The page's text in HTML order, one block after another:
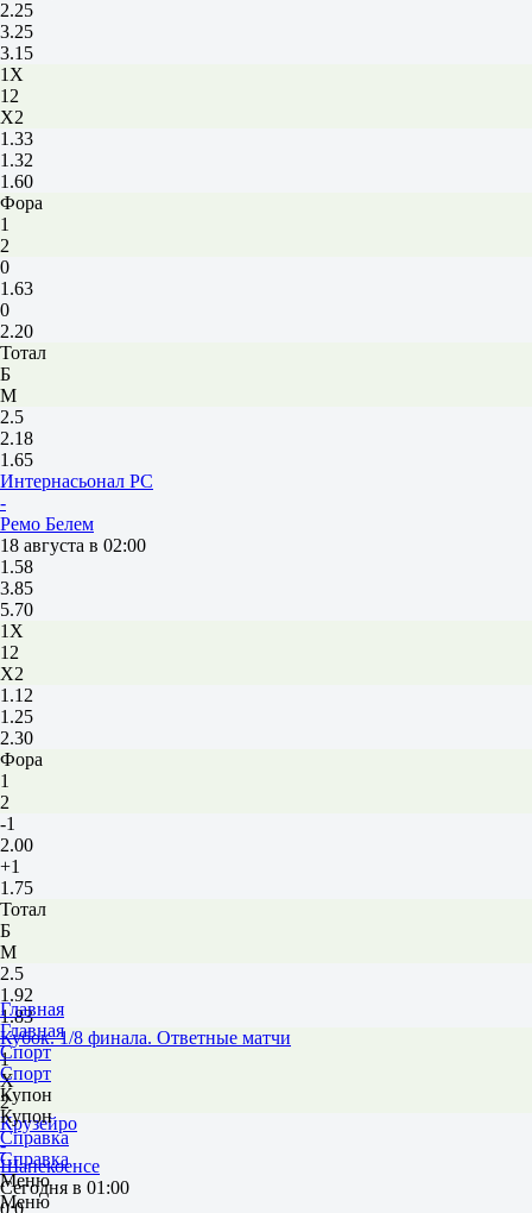
2.25
3.25
3.15
1X
12
X2
1.33
1.32
1.60
Фора
1
2
0
1.63
0
2.20
Тотал
Б
М
2.5
2.18
1.65
Интернасьонал РС
-
Ремо Белем
18 августа в 02:00
1.58
3.85
5.70
1X
12
X2
1.12
1.25
2.30
Фора
1
2
-1
2.00
+1
1.75
Тотал
Б
М
2.5
1.92
1.83
Кубок. 1/8 финала. Ответные матчи
1
Х
2
Крузейро
-
Шапекоенсе
Сегодня в 01:00
0:0
Главная
Главная
Спорт
Спорт
Купон
Купон
Справка
Справка
Меню
Меню